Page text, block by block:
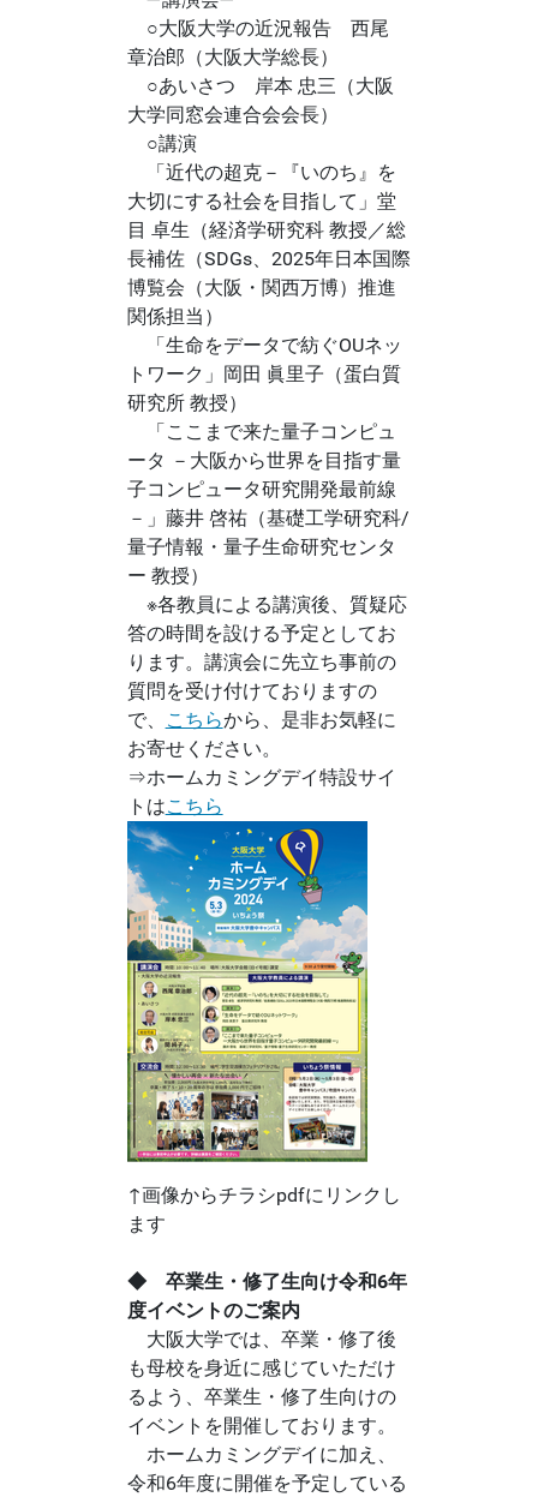
○大阪大学の近況報告 西尾
章治郎（大阪大学総長）
○あいさつ 岸本 忠三（大阪
大学同窓会連合会会長）
○講演
「近代の超克－『いのち』を
大切にする社会を目指して」堂
目 卓生（経済学研究科 教授／総
長補佐（SDGs、2025年日本国際
博覧会（大阪・関西万博）推進
関係担当）
「生命をデータで紡ぐOUネッ
トワーク」岡田 眞里子（蛋白質
研究所 教授）
「ここまで来た量子コンピュ
ータ －大阪から世界を目指す量
子コンピュータ研究開発最前線
－」藤井 啓祐（基礎工学研究科/
量子情報・量子生命研究センタ
ー 教授）
※各教員による講演後、質疑応
答の時間を設ける予定としてお
ります。講演会に先立ち事前の
質問を受け付けておりますの
で、
こちらから、是非お気軽に
お寄せください。
⇒ホームカミングデイ特設サイ
トはこちら
↑画像からチラシpdfにリンクし
ます
◆ 卒業生・修了生向け令和6年
度イベントのご案内
大阪大学では、卒業・修了後
も母校を身近に感じていただけ
るよう、卒業生・修了生向けの
イベントを開催しております。
ホームカミングデイに加え、
令和6年度に開催を予定している